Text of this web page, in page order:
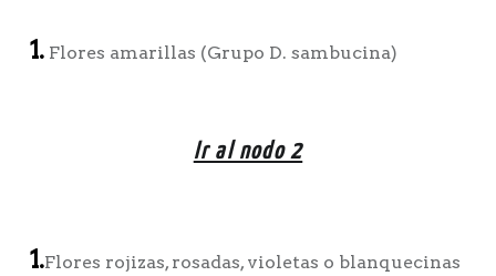
1.Flores amarillas (Grupo D. sambucina)
Ir al nodo 2
1.Flores rojizas, rosadas, violetas o blanquecinas